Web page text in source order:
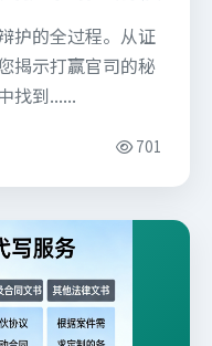
护的全过程。从证
揭示打赢官司的秘
找到......
701